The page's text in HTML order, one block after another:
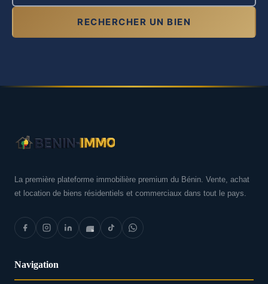
RECHERCHER UN BIEN
La première plateforme immobilière premium du Bénin. Vente, achat
et location de biens résidentiels et commerciaux dans tout le pays.
Navigation